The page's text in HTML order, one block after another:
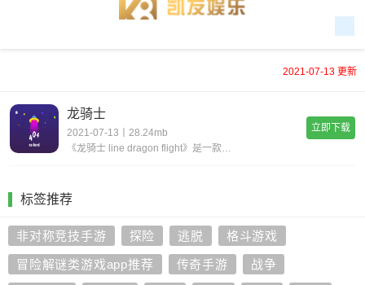
2021-07-13 更新
龙骑士
2021-07-13丨28.24mb
《龙骑士 line dragon flight》是一款飞行射击游戏，玩家将扮演一位飞龙骑士与邪恶的飞龙展开战斗，驾驭着属于自己的飞龙，翱翔于天际去与敌人战斗！游戏中可以升级自己的火力与技能。游戏玩法就如同我们熟悉的「1942」、「雷电」..
立即下载
标签推荐
非对称竞技手游 探险 逃脱 格斗游戏
冒险解谜类游戏app推荐 传奇手游 战争